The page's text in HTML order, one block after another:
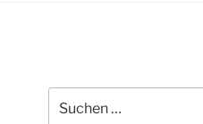
nach: